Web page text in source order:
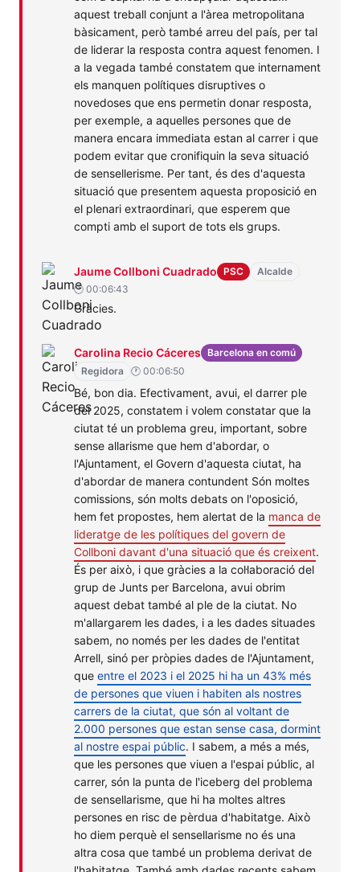
aquest treball conjunt a l'àrea metropolitana
bàsicament, però també arreu del país, per tal
de liderar la resposta contra aquest fenomen. I
a la vegada també constatem que internament
els manquen polítiques disruptives o
novedoses que ens permetin donar resposta,
per exemple, a aquelles persones que de
manera encara immediata estan al carrer i que
podem evitar que cronifiquin la seva situació
de sensellerisme. Per tant, és des d'aquesta
situació que presentem aquesta proposició en
el plenari extraordinari, que esperem que
compti amb el suport de tots els grups.
Jaume
Collboni
Cuadrado
PSC
Assumptes
Socials
HabitatgeJaume Collboni Cuadrado PSC
Alcalde
🕐 00:06:43
Gràcies.
Carolina
Recio
Cáceres
Barcelona
en
comú
Assumptes
Socials
HabitatgeCarolina Recio Cáceres Barcelona en comú
Regidora
🕐 00:06:50
Bé, bon dia. Efectivament, avui, el darrer ple
del 2025, constatem i volem constatar que la
ciutat té un problema greu, important, sobre
sense allarisme que hem d'abordar, o
l'Ajuntament, el Govern d'aquesta ciutat, ha
d'abordar de manera contundent Són moltes
comissions, són molts debats on l'oposició,
hem fet propostes, hem alertat de la manca de
lideratge de les polítiques del govern de
Collboni davant d'una situació que és creixent.
És per això, i que gràcies a la col·laboració del
grup de Junts per Barcelona, avui obrim
aquest debat també al ple de la ciutat. No
m'allargarem les dades, i a les dades situades
sabem, no només per les dades de l'entitat
Arrell, sinó per pròpies dades de l'Ajuntament,
que entre el 2023 i el 2025 hi ha un 43% més
de persones que viuen i habiten als nostres
carrers de la ciutat, que són al voltant de
2.000 persones que estan sense casa, dormint
al nostre espai públic. I sabem, a més a més,
que les persones que viuen a l'espai públic, al
carrer, són la punta de l'iceberg del problema
de sensellarisme, que hi ha moltes altres
persones en risc de pèrdua d'habitatge. Això
ho diem perquè el sensellarisme no és una
altra cosa que també un problema derivat de